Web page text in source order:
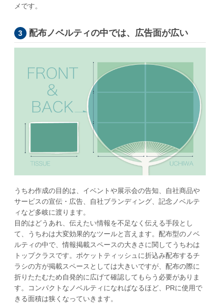
メです。
配布ノベルティの中では、広告面が広い
うちわ作成の目的は、イベントや展示会の告知、自社商品や
サービスの宣伝・広告、自社ブランディング、記念ノベルテ
ィなど多岐に渡ります。
目的はどうあれ、伝えたい情報を不足なく伝える手段とし
て、うちわは大変効果的なツールと言えます。配布型のノベ
ルティの中で、情報掲載スペースの大きさに関してうちわは
トップクラスです。ポケットティッシュに折込み配布するチ
ラシの方が掲載スペースとしては大きいですが、配布の際に
折りたたむため自発的に広げて確認してもらう必要がありま
す。コンパクトなノベルティになればなるほど、PRに使用で
きる面積は狭くなっていきます。